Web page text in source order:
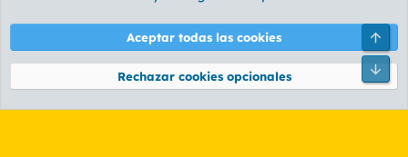
Términos y reglas Política de privacidad Ayuda
Community platform by XenForo® © 2010-2026 XenForo Ltd.
Aceptar todas las cookies
Rechazar cookies opcionales
Pie